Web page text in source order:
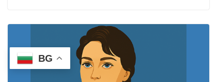
BG